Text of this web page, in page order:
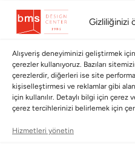
Gizliliğinizi
Alışveriş deneyiminizi geliştirmek
çerezler kullanıyoruz. Bazıları
çerezlerdir, diğerleri ise site
kişiselleştirmesi ve reklamlar gibi
için kullanılır. Detaylı bilgi için
çerez tercihlerinizi belirlemek için
Hizmetleri yönetin
Kayıt olun ve
Bültenimize Abone Olun